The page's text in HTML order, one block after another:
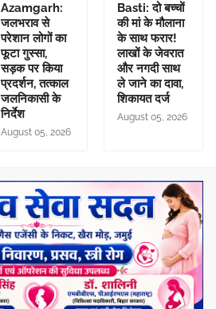
Azamgarh:
जलभराव से
परेशान लोगों का
फूटा गुस्सा,
सड़क पर किया
प्रदर्शन, तत्काल
जलनिकासी के
निर्देश
August 05, 2026
Basti: दो बच्चों
की मां के मौलाना
के साथ फरार!
लाखों के जेवरात
और नगदी साथ
ले जाने का दावा,
शिकायत दर्ज
August 05, 2026